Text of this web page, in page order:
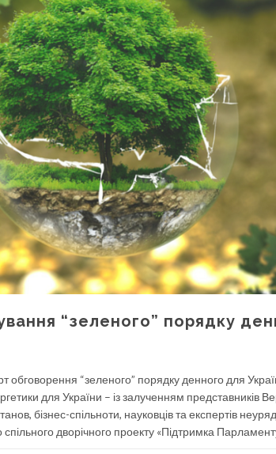
“зеленого” порядку
обговорення “зеленого” порядку денного для
для України – із залученням представників
бізнес-спільноти, науковців та експертів
спільного дворічного проекту «Підтримка